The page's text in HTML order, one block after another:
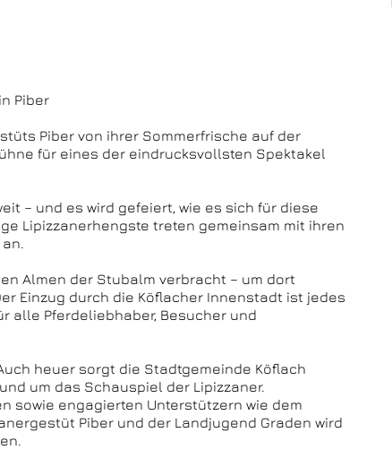
Piber
Piber von ihrer Sommerfrische auf der
für eines der eindrucksvollsten Spektakel
– und es wird gefeiert, wie es sich für diese
Lipizzanerhengste treten gemeinsam mit ihren
Almen der Stubalm verbracht – um dort
Einzug durch die Köflacher Innenstadt ist jedes
alle Pferdeliebhaber, Besucher und
heuer sorgt die Stadtgemeinde Köflach
um das Schauspiel der Lipizzaner.
sowie engagierten Unterstützern wie dem
Piber und der Landjugend Graden wird